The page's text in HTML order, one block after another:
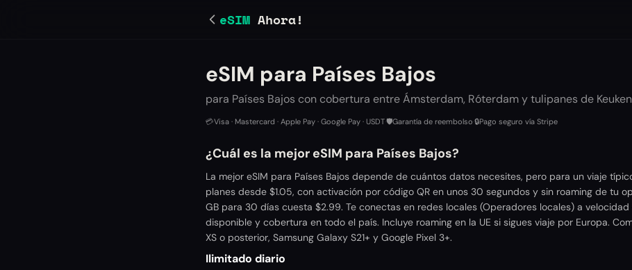
eSIM Ahora!
eSIM para Países Bajos
para Países Bajos con cobertura entre Ámsterdam, Róterdam y tulipanes de
💳Visa · Mastercard · Apple Pay · Google Pay · USDT🛡️Garantía de reembolso 🔒Pago seguro vía Stripe
¿Cuál es la mejor eSIM para Países Bajos?
La mejor eSIM para Países Bajos depende de cuántos datos necesites, pero para un viaje
planes desde $1.05, con activación por código QR en unos 30 segundos y sin roaming de tu
GB para 30 días cuesta $2.99. Te conectas en redes locales (Operadores locales) a velocidad
disponible y cobertura en todo el país. Incluye roaming en la UE si sigues viaje por Europa.
XS o posterior, Samsung Galaxy S21+ y Google Pixel 3+.
Ilimitado diario